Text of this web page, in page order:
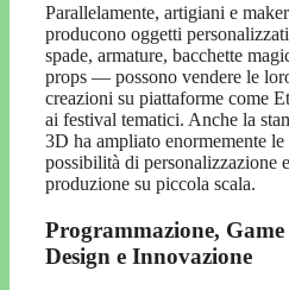
Parallelamente, artigiani e
producono oggetti
spade, armature, bacchette
props — possono vendere le
creazioni su piattaforme come
ai festival tematici. Anche la
3D ha ampliato enormemente le
possibilità di personalizzazione e
produzione su piccola scala.
Programmazione, Game
Design e Innovazione